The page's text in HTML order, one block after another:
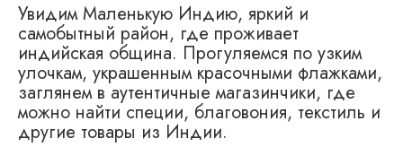
Увидим Маленькую Индию, яркий и
самобытный район, где проживает
индийская община. Прогуляемся по узким
улочкам, украшенным красочными флажками,
заглянем в аутентичные магазинчики, где
можно найти специи, благовония, текстиль и
другие товары из Индии.